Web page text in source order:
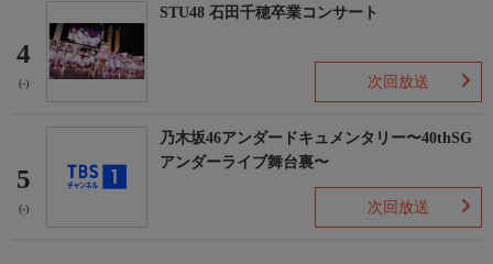
4
(-)
STU48 石田千穂卒業コンサート
次回放送
5
(-)
乃木坂46アンダードキュメンタリー〜40thSG
アンダーライブ舞台裏〜
次回放送